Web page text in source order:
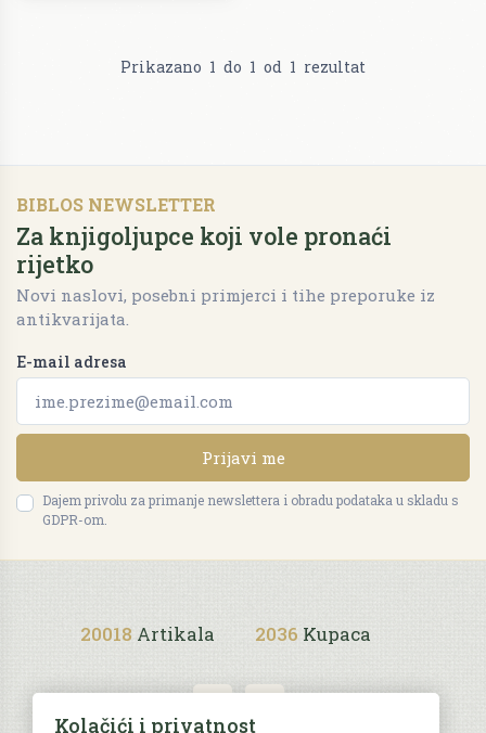
Prikazano 1 do 1 od 1 rezultat
BIBLOS NEWSLETTER
Za knjigoljupce koji vole pronaći
rijetko
Novi naslovi, posebni primjerci i tihe preporuke iz
antikvarijata.
E-mail adresa
Prijavi me
Dajem privolu za primanje newslettera i obradu podataka u skladu s
GDPR-om.
20018 Artikala 2036 Kupaca
Kolačići i privatnost